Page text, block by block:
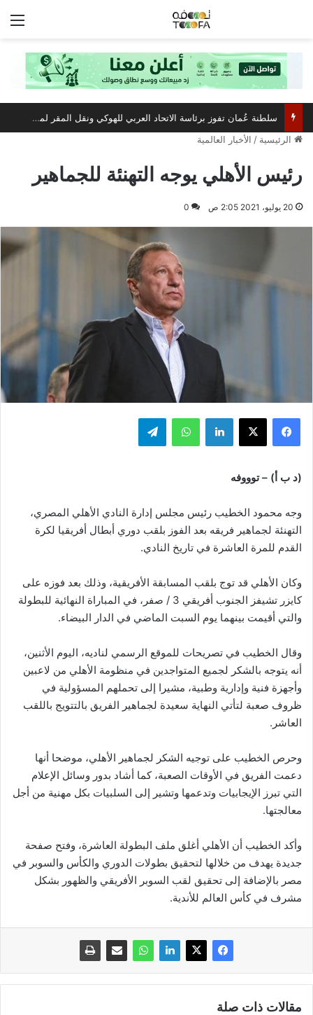
الرئيسية / الأخبار العالمية
رئيس الأهلي يوجه التهنئة للجماهير
20 يوليو، 2021 2:05 ص 0
فيسبوك ‫X لينكدإن واتساب تيلقرام
(د ب أ) – توووفه
وجه محمود الخطيب رئيس مجلس إدارة النادي الأهلي المصري،
التهنئة لجماهير فريقه بعد الفوز بلقب دوري أبطال أفريقيا لكرة
القدم للمرة العاشرة في تاريخ النادي.
وكان الأهلي قد توج بلقب المسابقة الأفريقية، وذلك بعد فوزه على
كايزر تشيفز الجنوب أفريقي 3 / صفر، في المباراة النهائية للبطولة
والتي أقيمت بينهما يوم السبت الماضي في الدار البيضاء.
وقال الخطيب في تصريحات للموقع الرسمي لناديه، اليوم الأثنين،
أنه يتوجه بالشكر لجميع المتواجدين في منظومة الأهلي من لاعبين
وأجهزة فنية وإدارية وطبية، مشيرا إلى تحملهم المسؤولية في
ظروف صعبة لتأتي النهاية سعيدة لجماهير الفريق بالتتويج باللقب
العاشر.
وحرص الخطيب على توجيه الشكر لجماهير الأهلي، موضحا أنها
دعمت الفريق في الأوقات الصعبة، كما أشاد بدور وسائل الإعلام
التي تبرز الإيجابيات وتدعمها وتشير إلى السلبيات بكل مهنية من أجل
معالجتها.
وأكد الخطيب أن الأهلي أغلق ملف البطولة العاشرة، وفتح صفحة
جديدة يهدف من خلالها لتحقيق بطولات الدوري والكأس والسوبر في
مصر بالإضافة إلى تحقيق لقب السوبر الأفريقي والظهور بشكل
مشرف في كأس العالم للأندية.
مقالات ذات صلة